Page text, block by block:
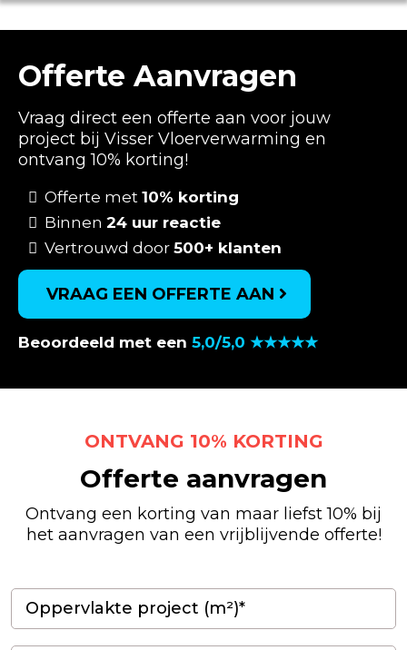
Offerte Aanvragen
Vraag direct een offerte aan voor jouw
project bij Visser Vloerverwarming en
ontvang 10% korting!
Offerte met 10% korting
Binnen 24 uur reactie
Vertrouwd door 500+ klanten
VRAAG EEN OFFERTE AAN
Beoordeeld met een 5,0/5,0 ★★★★★
ONTVANG 10% KORTING
Offerte aanvragen
Ontvang een korting van maar liefst 10% bij
het aanvragen van een vrijblijvende offerte!